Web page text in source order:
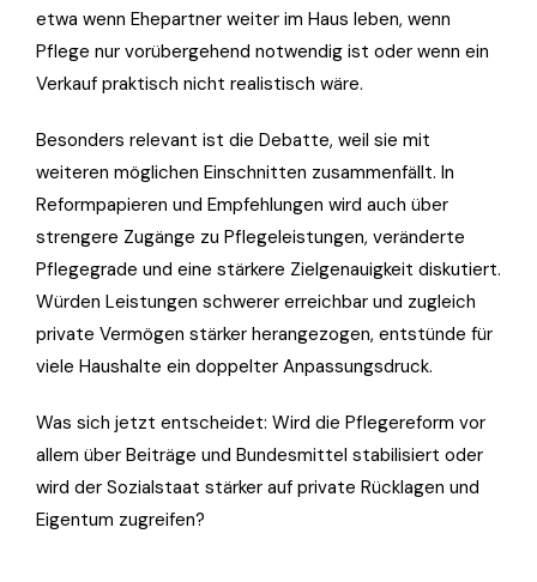
etwa wenn Ehepartner weiter im Haus leben, wenn
Pflege nur vorübergehend notwendig ist oder wenn ein
Verkauf praktisch nicht realistisch wäre.
Besonders relevant ist die Debatte, weil sie mit
weiteren möglichen Einschnitten zusammenfällt. In
Reformpapieren und Empfehlungen wird auch über
strengere Zugänge zu Pflegeleistungen, veränderte
Pflegegrade und eine stärkere Zielgenauigkeit diskutiert.
Würden Leistungen schwerer erreichbar und zugleich
private Vermögen stärker herangezogen, entstünde für
viele Haushalte ein doppelter Anpassungsdruck.
Was sich jetzt entscheidet: Wird die Pflegereform vor
allem über Beiträge und Bundesmittel stabilisiert oder
wird der Sozialstaat stärker auf private Rücklagen und
Eigentum zugreifen?